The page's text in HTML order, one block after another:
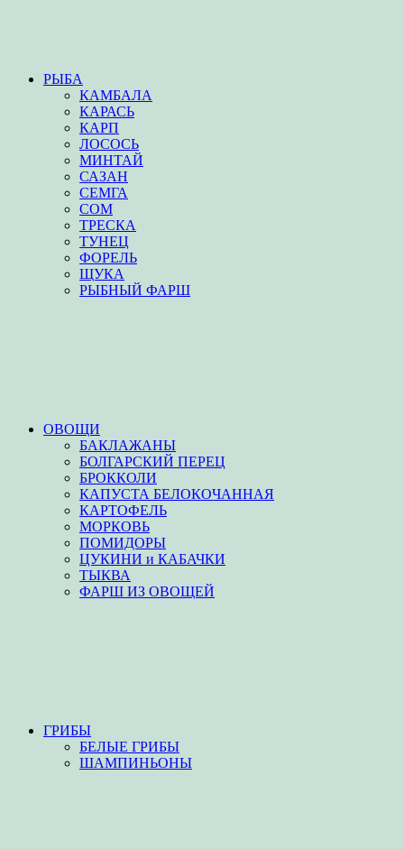
РЫБА
КАМБАЛА
КАРАСЬ
КАРП
ЛОСОСЬ
МИНТАЙ
САЗАН
СЕМГА
СОМ
ТРЕСКА
ТУНЕЦ
ФОРЕЛЬ
ЩУКА
РЫБНЫЙ ФАРШ
ОВОЩИ
БАКЛАЖАНЫ
БОЛГАРСКИЙ ПЕРЕЦ
БРОККОЛИ
КАПУСТА БЕЛОКОЧАННАЯ
КАРТОФЕЛЬ
МОРКОВЬ
ПОМИДОРЫ
ЦУКИНИ и КАБАЧКИ
ТЫКВА
ФАРШ ИЗ ОВОЩЕЙ
ГРИБЫ
БЕЛЫЕ ГРИБЫ
ШАМПИНЬОНЫ